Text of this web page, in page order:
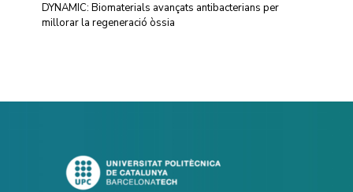
DYNAMIC: Biomaterials avançats antibacterians per
millorar la regeneració òssia